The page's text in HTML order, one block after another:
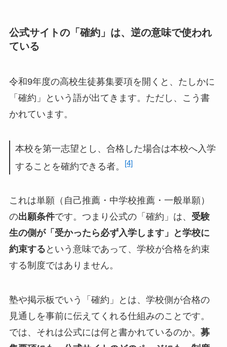
公式サイトの「確約」は、逆の意味で使われ
ている
令和9年度の高校生徒募集要項を開くと、たしかに
「確約」という語が出てきます。ただし、こう書
かれています。
本校を第一志望とし、合格した場合は本校へ入学
することを確約できる者。
[4]
これは単願（自己推薦・中学校推薦・一般単願）
の出願条件です。つまり公式の「確約」は、 受験
生の側が「受かったら必ず入学します」と学校に
約束する という意味であって、学校が合格を約束
する制度ではありません。
塾や掲示板でいう「確約」とは、学校側が合格の
見通しを事前に伝えてくれる仕組みのことです。
では、それは公式には何と書かれているのか。 募